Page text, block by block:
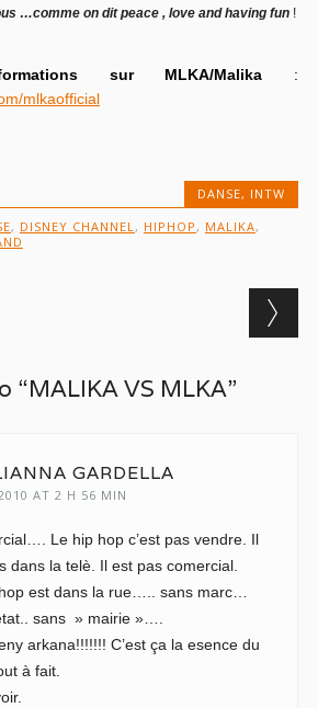
…comme on dit peace , love and having fun !
sur MLKA/Malika :
mlkaofficial
DANSE, INTW
, DISNEY CHANNEL, HIPHOP , MALIKA,
“MALIKA VS MLKA”
GARDELLA
AT 2 H 56 MIN
Le hip hop c’est pas vendre. Il
dans la telè. Il est pas comercial.
est dans la rue….. sans marc…
sans » mairie »….
arkana!!!!!!! C’est ça la esence du
à fait.